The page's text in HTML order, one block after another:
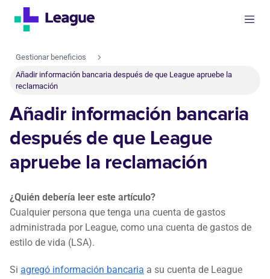
Gestionar beneficios
Añadir información bancaria después de que League apruebe la
reclamación
Añadir información bancaria
después de que League
apruebe la reclamación
¿Quién debería leer este artículo?
Cualquier persona que tenga una cuenta de gastos
administrada por League, como una cuenta de gastos de
estilo de vida (LSA).
Si agregó información bancaria a su cuenta de League